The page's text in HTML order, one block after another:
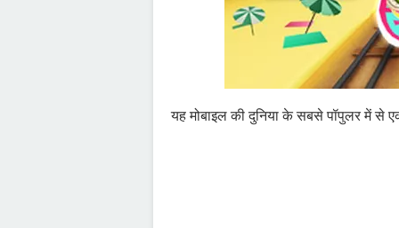
यह मोबाइल की दुनिया के सबसे पॉपुलर में से